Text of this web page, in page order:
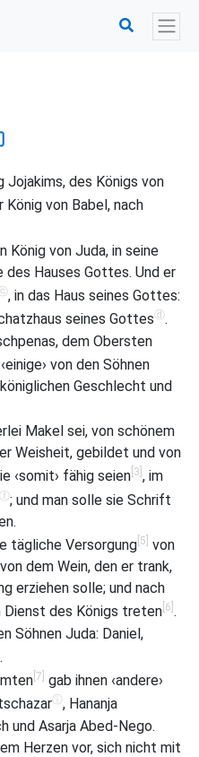
Jojakims, des Königs von
König von Babel, nach
König von Juda, in seine
des Hauses Gottes. Und er
, in das Haus seines Gottes:
seines Gottesⓓ.
dem Obersten
von den Söhnen
Geschlecht und
Makel sei, von schönem
Weisheit, gebildet und von
‹somit› fähig seien [3] , im
ⓕ; und man solle sie Schrift
tägliche Versorgung [5] von
dem Wein, den er trank,
erziehen solle; und nach
Dienst des Königs treten [6] .
Söhnen Juda: Daniel,
.
[7] gab ihnen ‹andere›
ⓘ, Hananja
und Asarja Abed-Nego.
Herzen vor, sich nicht mit